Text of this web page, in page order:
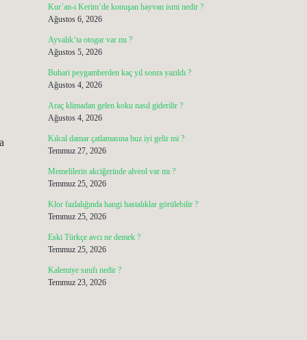
Kur’an-ı Kerim’de konuşan hayvan ismi nedir ?
Ağustos 6, 2026
Ayvalık’ta otogar var mı ?
Ağustos 5, 2026
Buhari peygamberden kaç yıl sonra yazıldı ?
Ağustos 4, 2026
Araç klimadan gelen koku nasıl giderilir ?
Ağustos 4, 2026
Kılcal damar çatlamasına buz iyi gelir mi ?
Temmuz 27, 2026
Memelilerin akciğerinde alveol var mı ?
Temmuz 25, 2026
Klor fazlalığında hangi hastalıklar görülebilir ?
Temmuz 25, 2026
Eski Türkçe avcı ne demek ?
Temmuz 25, 2026
Kalemiye sınıfı nedir ?
Temmuz 23, 2026